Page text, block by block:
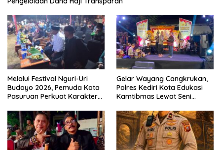
Melalui Festival Nguri-Uri
Budoyo 2026, Pemuda Kota
Pasuruan Perkuat Karakter
Narkoba
Gelar Wayang Cangkrukan,
Polres Kediri Kota Edukasi
Kamtibmas Lewat Seni